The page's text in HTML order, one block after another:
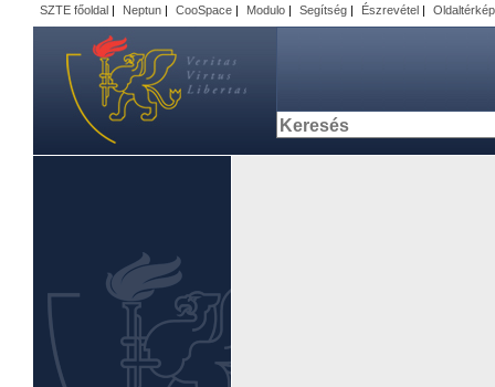
SZTE főoldal | Neptun | CooSpace | Modulo | Segítség | Észrevétel | Oldaltérkép